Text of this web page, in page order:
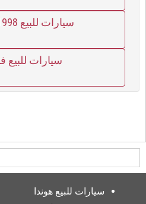
سيارات للبيع 1998 في تونس
سيارات
سيارات للبيع هوندا